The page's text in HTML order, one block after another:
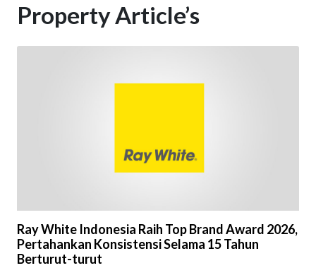
Property Article’s
Ray White Indonesia Raih Top Brand Award 2026,
Pertahankan Konsistensi Selama 15 Tahun
Berturut-turut